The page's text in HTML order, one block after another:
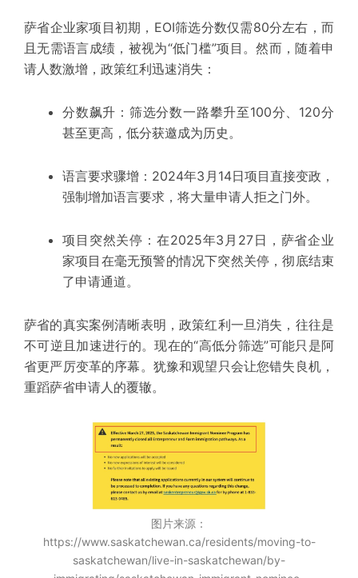
萨省企业家项目初期 ，EOI筛选分数仅需80分左右，而
且无需语言成绩，被视为“低门槛”项目。然而，随着申
请人数激增， 政策红利迅速消失 ：
分数飙升：筛选分数一路攀升至100分、120分
甚至更高，低分获邀成为历史。
语言要求骤增：2024年3月14日项目直接变政，
强制增加语言要求，将大量申请人拒之门外。
项目突然关停：在2025年3月27日，萨省企业
家项目在毫无预警的情况下突然关停，彻底结束
了申请通道。
萨省的真实案例清晰表明，政策红利一旦消失，往往是
不可逆且加速进行的。现在的“高低分筛选”可能只是阿
省更严厉变革的序幕 。犹豫和观望只会让您错失良机，
重蹈萨省申请人的覆辙。
图片来源：
https://www.saskatchewan.ca/residents/moving-to-
saskatchewan/live-in-saskatchewan/by-